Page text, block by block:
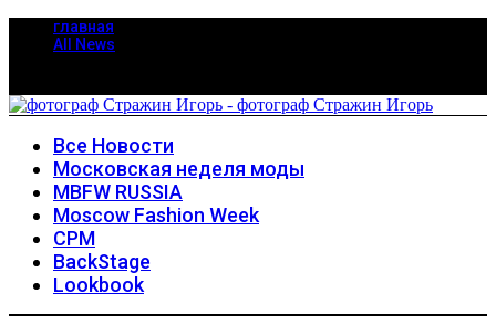
главная
All News
Все Новости
Московская неделя моды
MBFW RUSSIA
Moscow Fashion Week
CPM
BackStage
Lookbook